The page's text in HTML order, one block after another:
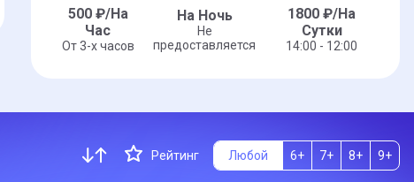
500₽/На
Час
От 3-x часов
На Ночь
Не
предоставляется
1800 ₽/На
Сутки
14:00 - 12:00
Рейтинг Любой 6+ 7+ 8+ 9+